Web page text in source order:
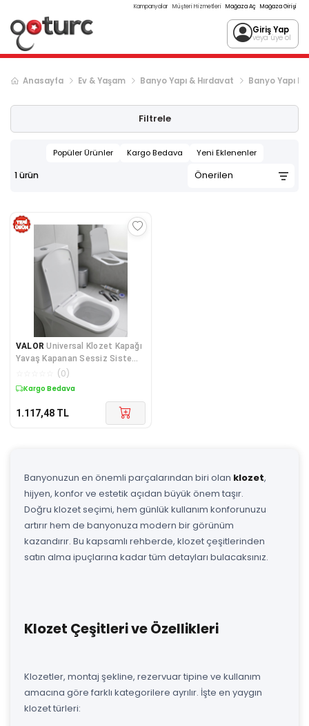
Kampanyalar Müşteri Hizmetleri Mağaza Aç Mağaza Girişi
Giriş Yap
veya üye ol
Anasayfa Ev & Yaşam Banyo Yapı & Hırdavat Banyo Yapı
Filtrele
Popüler Ürünler Kargo Bedava Yeni Eklenenler
1ürün
VALOR Universal Klozet Kapağı
Yavaş Kapanan Sessiz Sistem
Kolay Kurulum
(0)
Kargo Bedava
1.117,48 TL
Banyonuzun en önemli parçalarından biri olan klozet,
hijyen, konfor ve estetik açıdan büyük önem taşır.
Doğru klozet seçimi, hem günlük kullanım konforunuzu
artırır hem de banyonuza modern bir görünüm
kazandırır. Bu kapsamlı rehberde, klozet çeşitlerinden
satın alma ipuçlarına kadar tüm detayları bulacaksınız.
Klozet Çeşitleri ve Özellikleri
Klozetler, montaj şekline, rezervuar tipine ve kullanım
amacına göre farklı kategorilere ayrılır. İşte en yaygın
klozet türleri: